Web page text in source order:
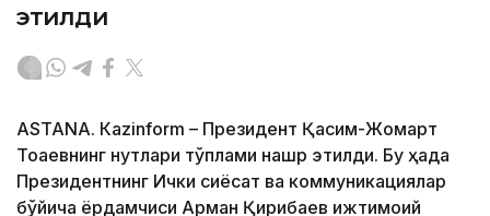
этилди
ASTANА. Кazinform – Президент Қасим-Жомарт
Тоқаевнинг нутқлари тўплами нашр этилди. Бу ҳақда
Президентнинг Ички сиёсат ва коммуникациялар
бўйича ёрдамчиси Арман Қириқбаев ижтимоий